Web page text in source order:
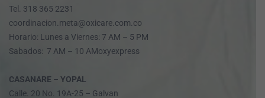
Tel. 318 365 2231
coordinacion.meta@oxicare.com.co
Horario: Lunes a Viernes: 7 AM – 5 PM
Sabados: 7 AM – 10 AMoxyexpress
CASANARE – YOPAL
Calle. 20 No. 19A-25 – Galvan